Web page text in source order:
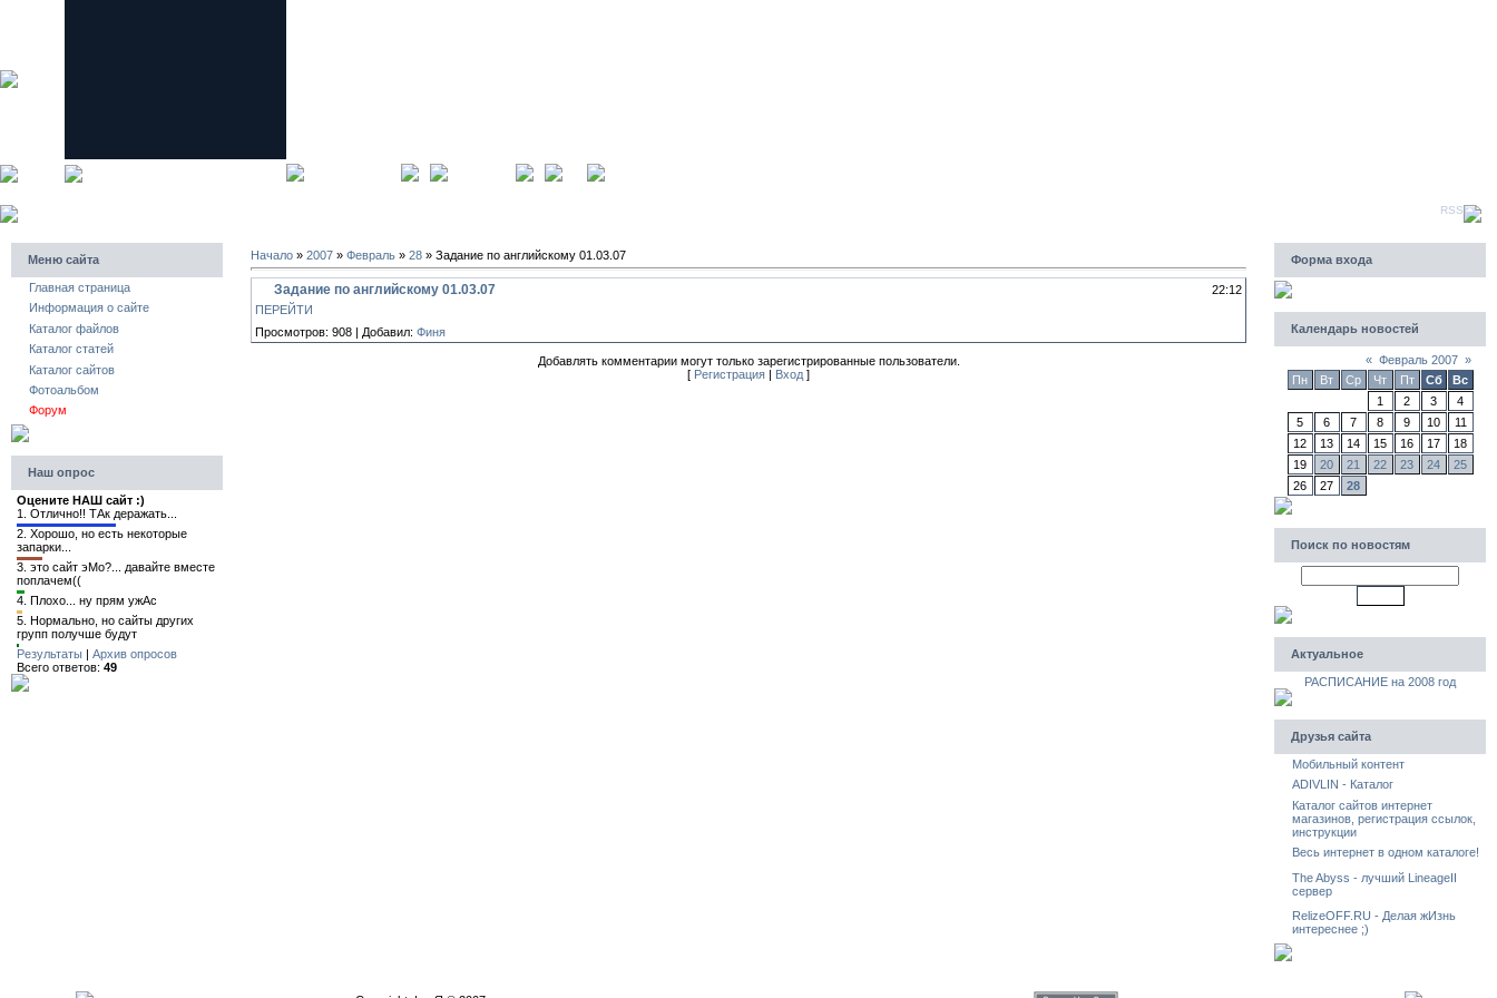
RSS
Меню сайта
Главная страница
Информация о сайте
Каталог файлов
Каталог статей
Каталог сайтов
Фотоальбом
Форум
Наш опрос
Оцените НАШ сайт :)
1. Отлично!! ТАк деражать...
2. Хорошо, но есть некоторые
запарки...
3. это сайт эМо?... давайте вместе
поплачем((
4. Плохо... ну прям ужАс
5. Нормально, но сайты других
групп получше будут
Результаты | Архив опросов
Всего ответов: 49
Начало » 2007 » Февраль » 28 » Задание по английскому 01.03.07
Задание по английскому 01.03.07
22:12
ПЕРЕЙТИ
Просмотров: 908 | Добавил: Финя
Добавлять комментарии могут только зарегистрированные пользователи.
[ Регистрация | Вход ]
Форма входа
Календарь новостей
« Февраль 2007 »
Пн
Вт Ср Чт Пт Сб
Вс
1
2 3
4
5
6 7 8 9 10
11
12
13 14 15 16 17
18
19
20 21 22 23 24
25
26
27 28
Поиск по новостям
Актуальное
РАСПИСАНИЕ на 2008 год
Друзья сайта
Мобильный контент
ADIVLIN - Каталог
Каталог сайтов интернет
магазинов, регистрация ссылок,
инструкции
Весь интернет в одном каталоге!
The Abyss - лучший LineageII
сервер
RelizeOFF.RU - Делая жИзнь
интереснее ;)